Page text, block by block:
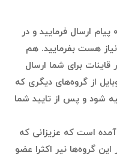
لطفا در تلگرام به شماره ۰۹۱۲۱۴۰۰۲۳۷ پیام ارسال فرمایید و در
هست بفرمایید. هم
برای شما ارسال
از گروه‌های دیگری که
شود و پس از تایید شما
آمده است که عزیزانی که
گروه‌ها نیر اکثرا عضو